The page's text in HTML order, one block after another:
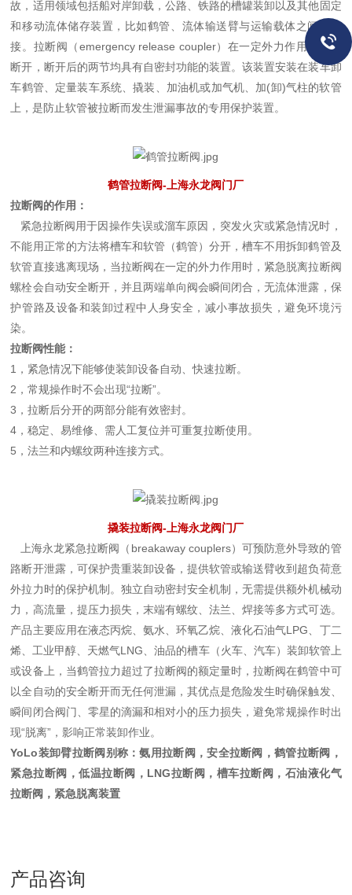
故，适用领域包括船对岸卸载，公路、铁路的槽罐装卸以及其他固定
和移动流体储存装置，比如鹤管、流体输送臂与运输载体之间的连
接。拉断阀（emergency release coupler）在一定外力作用下自动
断开，断开后的两节均具有自密封功能的装置。该装置安装在装车卸
车鹤管、定量装车系统、撬装、加油机或加气机、加(卸)气柱的软管
上，是防止软管被拉断而发生泄漏事故的专用保护装置。
鹤管拉断阀-上海永龙阀门厂
拉断阀的作用：
紧急拉断阀用于因操作失误或溜车原因，突发火灾或紧急情况时，
不能用正常的方法将槽车和软管（鹤管）分开，槽车不用拆卸鹤管及
软管直接逃离现场，当拉断阀在一定的外力作用时，紧急脱离拉断阀
螺栓会自动安全断开，并且两端单向阀会瞬间闭合，无流体泄露，保
护管路及设备和装卸过程中人身安全，减小事故损失，避免环境污
染。
拉断阀性能：
1，紧急情况下能够使装卸设备自动、快速拉断。
2，常规操作时不会出现“拉断”。
3，拉断后分开的两部分能有效密封。
4，稳定、易维修、需人工复位并可重复拉断使用。
5，法兰和内螺纹两种连接方式。
撬装拉断阀-上海永龙阀门厂
上海永龙紧急拉断阀（breakaway couplers）可预防意外导致的管
路断开泄露，可保护贵重装卸设备，提供软管或输送臂收到超负荷意
外拉力时的保护机制。独立自动密封安全机制，无需提供额外机械动
力，高流量，提压力损失，末端有螺纹、法兰、焊接等多方式可选。
产品主要应用在液态丙烷、氨水、环氧乙烷、液化石油气LPG、丁二
烯、工业甲醇、天燃气LNG、油品的槽车（火车、汽车）装卸软管上
或设备上，当鹤管拉力超过了拉断阀的额定量时，拉断阀在鹤管中可
以全自动的安全断开而无任何泄漏，其优点是危险发生时确保触发、
瞬间闭合阀门、零星的滴漏和相对小的压力损失，避免常规操作时出
现“脱离”，影响正常装卸作业。
YoLo装卸臂拉断阀别称：氨用拉断阀，安全拉断阀，鹤管拉断阀，
紧急拉断阀，低温拉断阀，LNG拉断阀，槽车拉断阀，石油液化气
拉断阀，紧急脱离装置
产品咨询